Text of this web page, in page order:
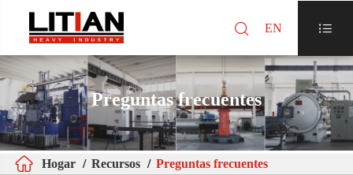
 EN 
Preguntas frecuentes
 Hogar Recursos Preguntas frecuentes